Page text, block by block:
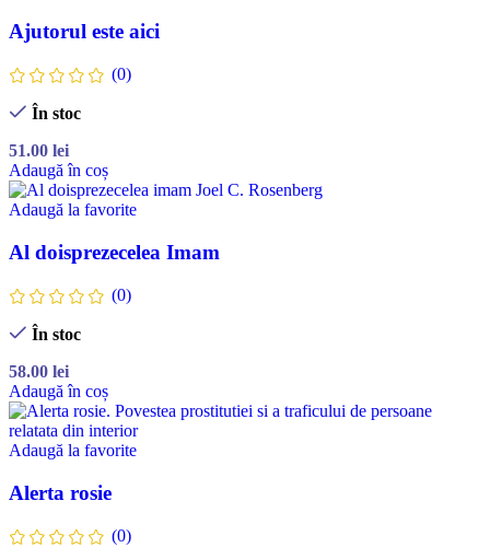
Ajutorul este aici
(0)
În stoc
51.00 lei
Adaugă în coș
Adaugă la favorite
Al doisprezecelea Imam
(0)
În stoc
58.00 lei
Adaugă în coș
Adaugă la favorite
Alerta rosie
(0)